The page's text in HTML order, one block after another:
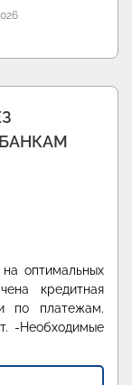
оптимальных
кредитная
по платежам.
-Необходимые